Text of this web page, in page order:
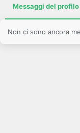
Messaggi del profilo
Non ci sono ancora